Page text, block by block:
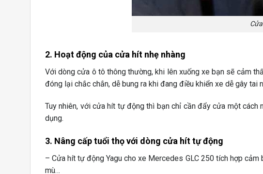
2. Hoạt động của cửa hít nhẹ nhàng
Với dòng cửa ô tô thông thường, khi lên xuống xe bạn sẽ cảm
đóng lại chắc chắn, dễ bung ra khi đang điều khiển xe dễ gây tai
Tuy nhiên, với cửa hít tự động thì bạn chỉ cần đẩy cửa một
dụng.
3. Nâng cấp tuổi thọ với dòng cửa hít tự động
– Cửa hít tự động Yagu cho xe Mercedes GLC 250 tích hợp
mù…